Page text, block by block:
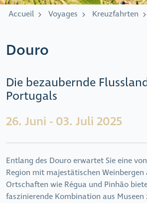
Accueil Voyages Kreuzfahrten
Douro
Die bezaubernde
Portugals
26. Juni - 03. Juli 2025
Entlang des Douro erwartet Sie eine
Region mit majestätischen Weinbergen
Ortschaften wie Régua und Pinhão
faszinierende Kombination aus Museen